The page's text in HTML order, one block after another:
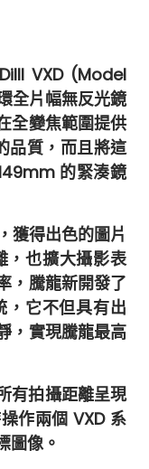
VXD (Model
全片幅無反光鏡
全變焦範圍提供
品質，而且將這
的緊湊鏡
得出色的圖片
，也擴大攝影表
，騰龍新開發了
，它不但具有出
，實現騰龍最高
拍攝距離呈現
作兩個 VXD 系
圖像。